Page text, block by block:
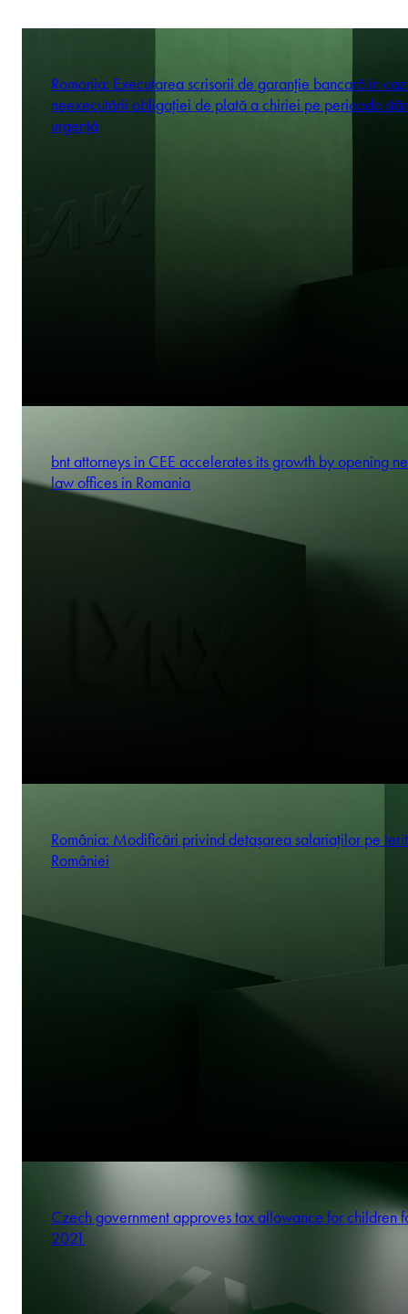
Romania: Executarea scrisorii de garanție bancară în
neexecutării obligației de plată a chiriei pe perioada
urgență
bnt attorneys in CEE accelerates its growth by opening
law offices in Romania
România: Modificări privind detașarea salariaților pe
României
Czech government approves tax allowance for children
2021